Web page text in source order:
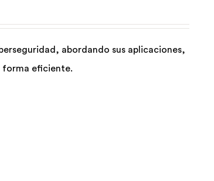
abordando sus aplicaciones,
forma eficiente.